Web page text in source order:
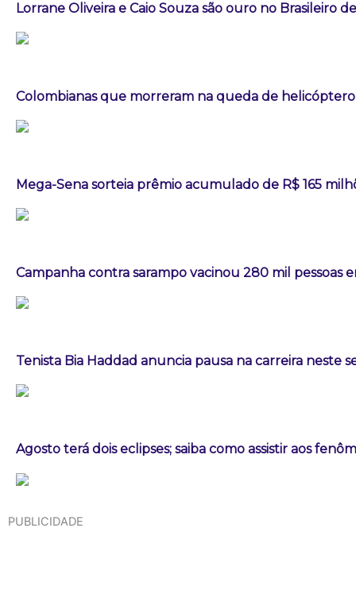
Lorrane Oliveira e Caio Souza são ouro no Brasileiro
Colombianas que morreram na queda de
Mega-Sena sorteia prêmio acumulado de R$ 165
Campanha contra sarampo vacinou 280 mil pessoas
Tenista Bia Haddad anuncia pausa na carreira neste
Agosto terá dois eclipses; saiba como assistir aos
PUBLICIDADE